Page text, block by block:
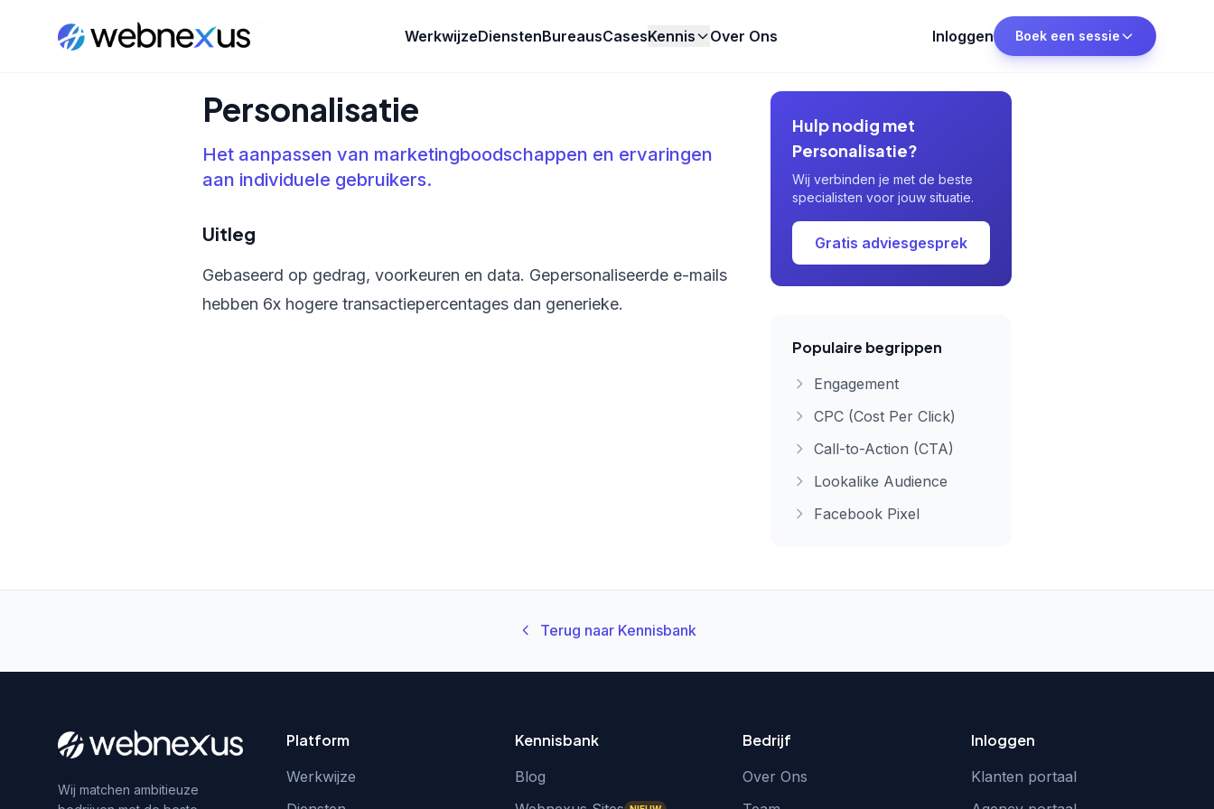
WerkwijzeDienstenBureausCasesKennis Over Ons Inloggen Boek een sessie
Home Kennisbank Personalisatie
Personalisatie
Het aanpassen van marketingboodschappen en ervaringen
aan individuele gebruikers.
Uitleg
Gebaseerd op gedrag, voorkeuren en data. Gepersonaliseerde e-mails
hebben 6x hogere transactiepercentages dan generieke.
Hulp nodig met
Personalisatie?
Wij verbinden je met de beste
specialisten voor jouw situatie.
Gratis adviesgesprek
Populaire begrippen
Engagement
CPC (Cost Per Click)
Call-to-Action (CTA)
Lookalike Audience
Facebook Pixel
Terug naar Kennisbank
Wij matchen ambitieuze
Platform
Werkwijze
Kennisbank
Blog
Bedrijf
Over Ons
Inloggen
Klanten portaal